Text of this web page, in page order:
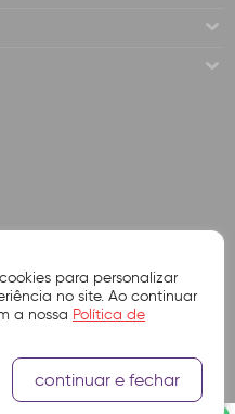
para personalizar
no site. Ao continuar
a nossa Política de
continuar e fechar